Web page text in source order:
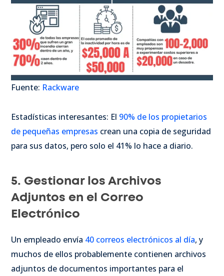
Fuente: Rackware
Estadísticas interesantes: El 90% de los propietarios
de pequeñas empresas crean una copia de seguridad
para sus datos, pero solo el 41% lo hace a diario.
5. Gestionar los Archivos
Adjuntos en el Correo
Electrónico
Un empleado envía 40 correos electrónicos al día, y
muchos de ellos probablemente contienen archivos
adjuntos de documentos importantes para el